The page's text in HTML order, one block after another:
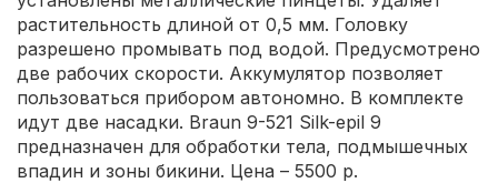
растительность длиной от 0,5 мм. Головку
разрешено промывать под водой. Предусмотрено
две рабочих скорости. Аккумулятор позволяет
пользоваться прибором автономно. В комплекте
идут две насадки. Braun 9-521 Silk-epil 9
предназначен для обработки тела, подмышечных
впадин и зоны бикини. Цена – 5500 р.